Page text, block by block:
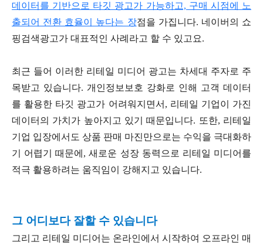
데이터를 기반으로 타깃 광고가 가능하고, 구매 시점에 노
출되어 전환 효율이 높다는 장점을 가집니다. 네이버의 쇼
핑검색광고가 대표적인 사례라고 할 수 있고요.
최근 들어 이러한 리테일 미디어 광고는 차세대 주자로 주
목받고 있습니다. 개인정보보호 강화로 인해 고객 데이터
를 활용한 타깃 광고가 어려워지면서, 리테일 기업이 가진
데이터의 가치가 높아지고 있기 때문입니다. 또한, 리테일
기업 입장에서도 상품 판매 마진만으로는 수익을 극대화하
기 어렵기 때문에, 새로운 성장 동력으로 리테일 미디어를
적극 활용하려는 움직임이 강해지고 있습니다.
그 어디보다 잘할 수 있습니다
그리고 리테일 미디어는 온라인에서 시작하여 오프라인 매